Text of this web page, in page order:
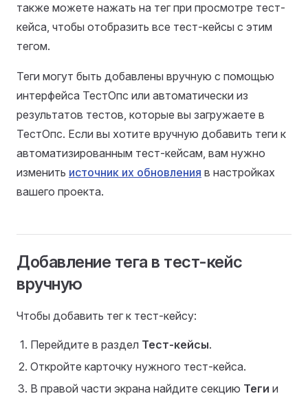
также можете нажать на тег при просмотре тест-
кейса, чтобы отобразить все тест-кейсы с этим
тегом.
Теги могут быть добавлены вручную с помощью
интерфейса ТестОпс или автоматически из
результатов тестов, которые вы загружаете в
ТестОпс. Если вы хотите вручную добавить теги к
автоматизированным тест-кейсам, вам нужно
изменить источник их обновления в настройках
вашего проекта.
Добавление тега в тест-кейс
вручную
Чтобы добавить тег к тест-кейсу:
Перейдите в раздел Тест-кейсы.
Откройте карточку нужного тест-кейса.
В правой части экрана найдите секцию Теги и